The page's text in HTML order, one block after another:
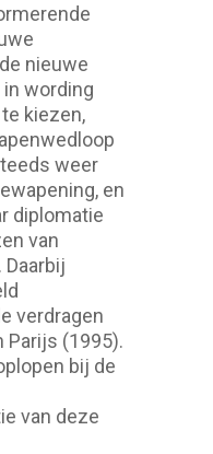
nieuwe
wording
kiezen,
weer
en
diplomatie
van
verdragen
Parijs (1995).
bij de
van deze